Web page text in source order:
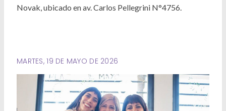
Ambiente
Mujeres y Diversidades
Derechos Humanos
Empleo y Formación Laboral
Novak, ubicado en av. Carlos Pellegrini N°4756.
MARTES, 19 DE MAYO DE 2026